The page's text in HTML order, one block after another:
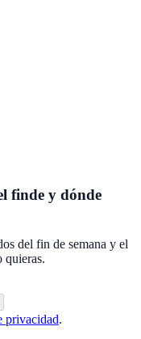
finde y dónde
del fin de semana y el
quieras.
privacidad.